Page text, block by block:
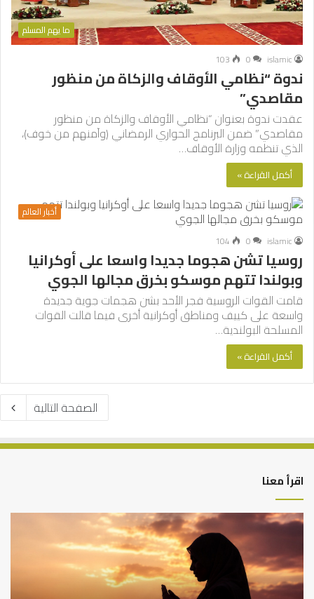
ما يهم المسلم
islamic
0
103
ندوة “نظامي الأوقاف والزكاة من منظور
مقاصدي”
عقدت ندوة بعنوان “نظامي الأوقاف والزكاة من منظور
مقاصدي” ضمن البرنامج الحواري الرمضاني (وآمنهم من خوف)،
الذي تنظمه وزارة الأوقاف…
أكمل القراءة »
أخبار العالم
islamic
0
104
روسيا تشن هجوما جديدا واسعا على أوكرانيا
وبولندا تتهم موسكو بخرق مجالها الجوي
قامت القوات الروسية فجر الأحد بشن هجمات جوية جديدة
واسعة على كييف ومناطق أوكرانية أخرى فيما قالت القوات
المسلحة البولندية…
أكمل القراءة »
الصفحة التالية
اقرأ معنا
كيف
العبادات
شخصية
الإنسان؟